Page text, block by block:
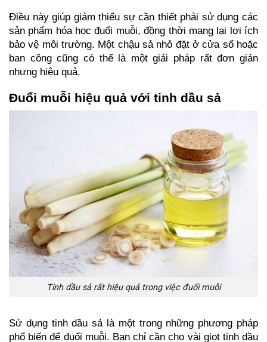
Điều này giúp giảm thiểu sự cần thiết phải sử dụng các
sản phẩm hóa học đuổi muỗi, đồng thời mang lại lợi ích
bảo vệ môi trường. Một chậu sả nhỏ đặt ở cửa sổ hoặc
ban công cũng có thể là một giải pháp rất đơn giản
nhưng hiệu quả.
Đuổi muỗi hiệu quả với tinh dầu sả
Tinh dầu sả rất hiệu quả trong việc đuổi muỗi
Sử dụng tinh dầu sả là một trong những phương pháp
phổ biến để đuổi muỗi. Bạn chỉ cần cho vài giọt tinh dầu